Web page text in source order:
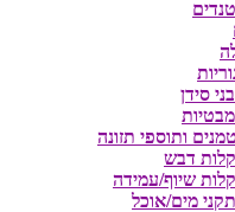
סידן
ותוספי תזונה
דבש
שיוף/עמידה
מים/אוכל